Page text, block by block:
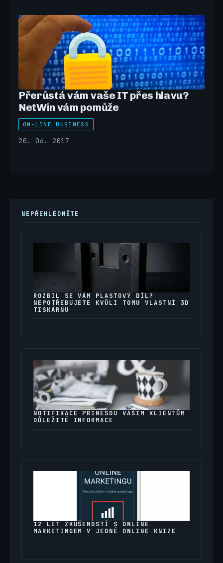
Přerůstá vám vaše IT přes hlavu?
NetWin vám pomůže
ON-LINE BUSINESS
20. 06. 2017
NEPŘEHLÉDNĚTE
ROZBIL SE VÁM PLASTOVÝ DÍL?
NEPOTŘEBUJETE KVŮLI TOMU VLASTNÍ 3D
TISKÁRNU
NOTIFIKACE PŘINESOU VAŠIM KLIENTŮM
DŮLEŽITÉ INFORMACE
12 LET ZKUŠENOSTÍ S ONLINE
MARKETINGEM V JEDNÉ ONLINE KNIZE